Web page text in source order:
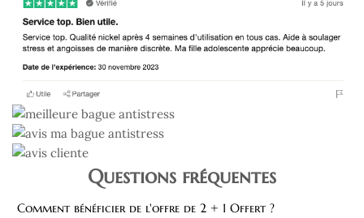
Questions fréquentes
Comment bénéficier de l'offre de 2 + 1 Offert ?